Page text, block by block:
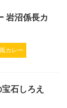
岩沼係長カ
カレー
石しろえ